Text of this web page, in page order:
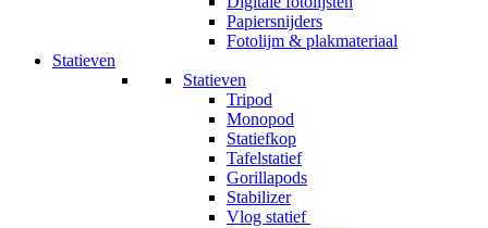
Papiersnijders
Fotolijm & plakmateriaal
Statieven
Statieven
Tripod
Monopod
Statiefkop
Tafelstatief
Gorillapods
Stabilizer
Vlog statief